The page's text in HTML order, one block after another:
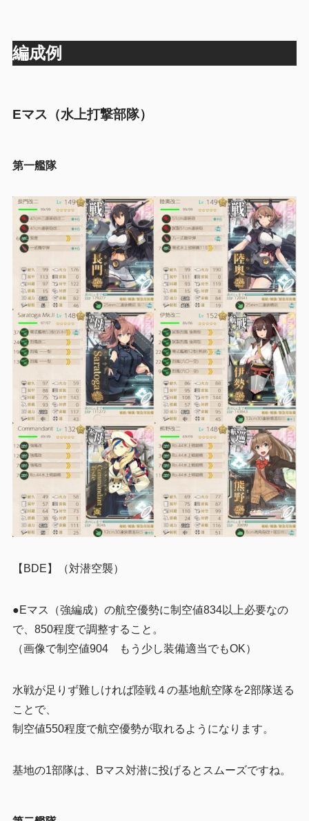
編成例
Eマス（水上打撃部隊）
第一艦隊
【BDE】（対潜空襲）
●Eマス（強編成）の航空優勢に制空値834以上必要なの
で、850程度で調整すること。
（画像で制空値904 もう少し装備適当でもOK）
水戦が足りず難しければ陸戦４の基地航空隊を2部隊送る
ことで、
制空値550程度で航空優勢が取れるようになります。
基地の1部隊は、Bマス対潜に投げるとスムーズですね。